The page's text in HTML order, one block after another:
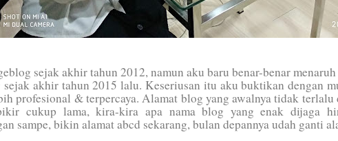
sejak akhir tahun 2012, namun aku baru benar-benar
sejak akhir tahun 2015 lalu. Keseriusan itu aku buktikan dengan
profesional & terpercaya. Alamat blog yang awalnya tidak
cukup lama, kira-kira apa nama blog yang enak dijaga
sampe, bikin alamat abcd sekarang, bulan depannya udah ganti